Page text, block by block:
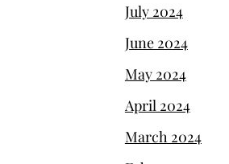
July 2024
June 2024
May 2024
April 2024
March 2024